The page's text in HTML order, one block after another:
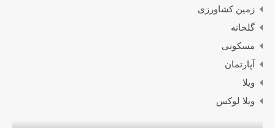
زمین کشاورزی
گلخانه
مسکونی
آپارتمان
ویلا
ویلا لوکس